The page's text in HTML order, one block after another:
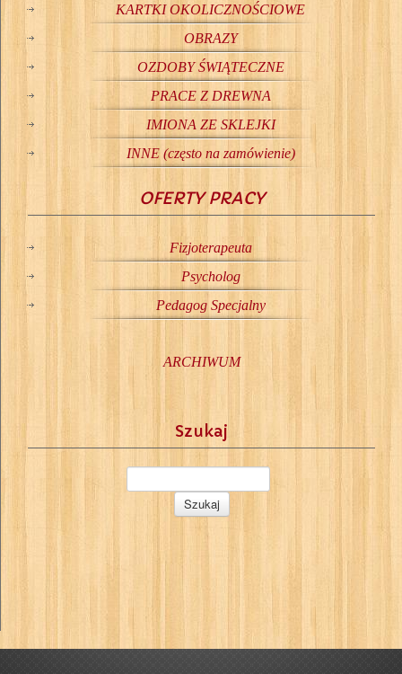
KARTKI OKOLICZNOŚCIOWE
OBRAZY
OZDOBY ŚWIĄTECZNE
PRACE Z DREWNA
IMIONA ZE SKLEJKI
INNE (często na zamówienie)
OFERTY PRACY
Fizjoterapeuta
Psycholog
Pedagog Specjalny
ARCHIWUM
Szukaj